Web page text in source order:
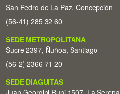
San Pedro de La Paz, Concepción
(56-41) 285 32 60
SEDE METROPOLITANA
Sucre 2397, Ñuñoa, Santiago
(56-2) 2366 71 20
SEDE DIAGUITAS
Juan Georgini Runi 1507, La Serena